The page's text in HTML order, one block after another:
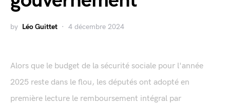
by Léo Guittet 4 décembre 2024
Alors que le budget de la sécurité sociale pour l'année
2025 reste dans le flou, les députés ont adopté en
première lecture le remboursement intégral par